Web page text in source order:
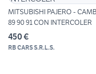
MITSUBISHI PAJERO -
89 90 91 CON INTERCOLER
450 €
RB CARS S.R.L.S.